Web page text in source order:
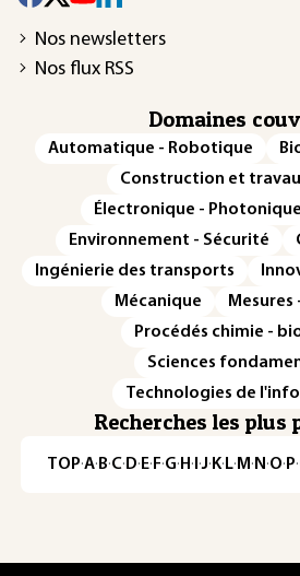
Nos newsletters
Nos flux RSS
Domaines
Automatique - Robotique
Construction et
Électronique - Photonique
Environnement - Sécurité
Ingénierie des transports
Mécanique
Mesures
Procédés chimie -
Sciences
Technologies de
Recherches les plus
TOP·A·B·C· D· E· F·G· H · ·J· K· L· M · N ·O· P·